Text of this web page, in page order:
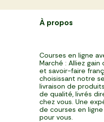
À propos
Courses en ligne
Marché : Alliez
et savoir-faire
choisissant notre
livraison de
de qualité, livrés
chez vous. Une
de courses en
pour vous.